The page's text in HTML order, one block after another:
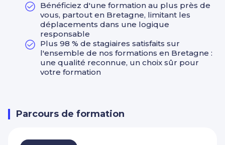
Bénéficiez d'une formation au plus près de
vous, partout en Bretagne, limitant les
déplacements dans une logique
responsable
Plus 98 % de stagiaires satisfaits sur
l'ensemble de nos formations en Bretagne :
une qualité reconnue, un choix sûr pour
votre formation
Parcours de formation